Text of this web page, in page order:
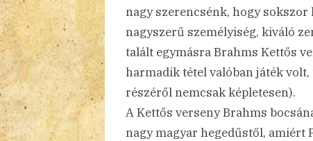
nagy szerencsénk, hogy
nagyszerű személyiség, kiváló
talált egymásra Brahms Kettős
harmadik tétel valóban játék
részéről nemcsak képletesen).
A Kettős verseny Brahms
nagy magyar hegedűstől, amiért